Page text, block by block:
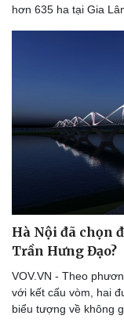
Dinh dưỡng - món
Nhi khoa
Nam khoa
Làm đẹp - giảm cân
Phòng mạch online
Ăn sạch sống khỏe
hơn 635 ha tại Gia
Hà Nội đã chọn
Trần Hưng Đạo?
VOV.VN - Theo
với kết cấu vòm, hai
biểu tượng về không